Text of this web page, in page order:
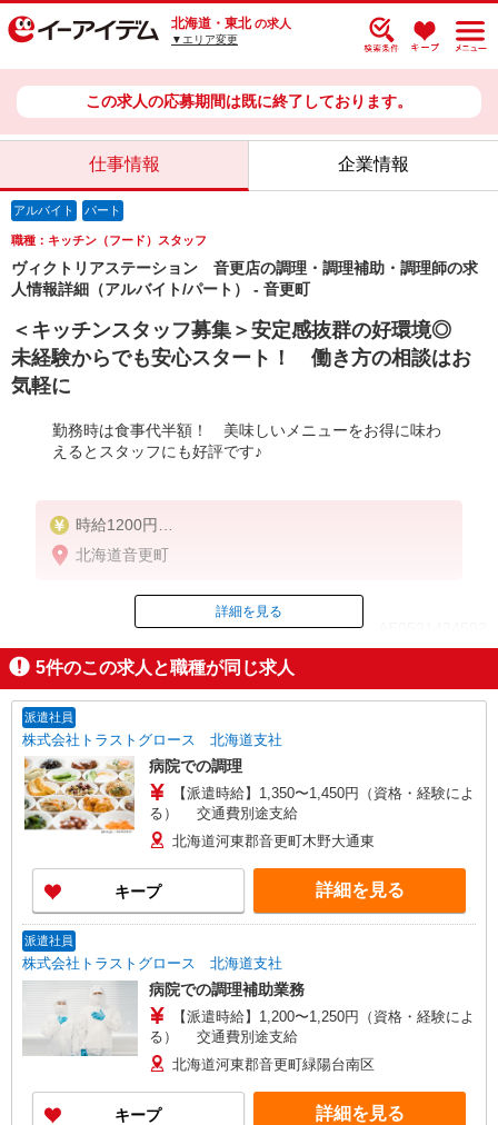
北海道・東北 の求人
▼エリア変更
この求人の応募期間は既に終了しております。
仕事情報 企業情報
アルバイト パート
職種：キッチン（フード）スタッフ
ヴィクトリアステーション 音更店の調理・調理補助・調理師の求
人情報詳細（アルバイト/パート） - 音更町
＜キッチンスタッフ募集＞安定感抜群の好環境◎
未経験からでも安心スタート！ 働き方の相談はお
気軽に
勤務時は食事代半額！ 美味しいメニューをお得に味わ
えるとスタッフにも好評です♪
時給1200円
※22:00以降は時給1500円
※高校生時給1200円
北海道音更町
ID：AE0521434592
掲載期間終了
詳細を見る
5件のこの求人と職種が同じ求人
派遣社員
株式会社トラストグロース 北海道支社
病院での調理
【派遣時給】1,350〜1,450円（資格・経験によ
る） 交通費別途支給
北海道河東郡音更町木野大通東
キープ 詳細を見る
派遣社員
株式会社トラストグロース 北海道支社
病院での調理補助業務
【派遣時給】1,200〜1,250円（資格・経験によ
る） 交通費別途支給
北海道河東郡音更町緑陽台南区
キープ 詳細を見る